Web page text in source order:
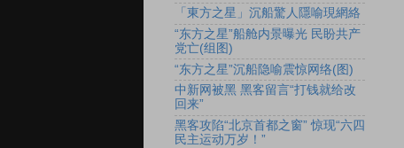
「東方之星」沉船驚人隱喻現網絡
“东方之星”船舱内景曝光 民盼共产
党亡(组图)
“东方之星”沉船隐喻震惊网络(图)
中新网被黑 黑客留言“打钱就给改
回来”
黑客攻陷“北京首都之窗” 惊现“六四
民主运动万岁！”